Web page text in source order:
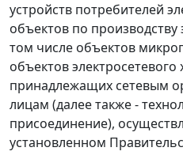
устройств потребителей
объектов по производству
том числе объектов
объектов электросетевого
принадлежащих сетевым
лицам (далее также -
присоединение),
установленном